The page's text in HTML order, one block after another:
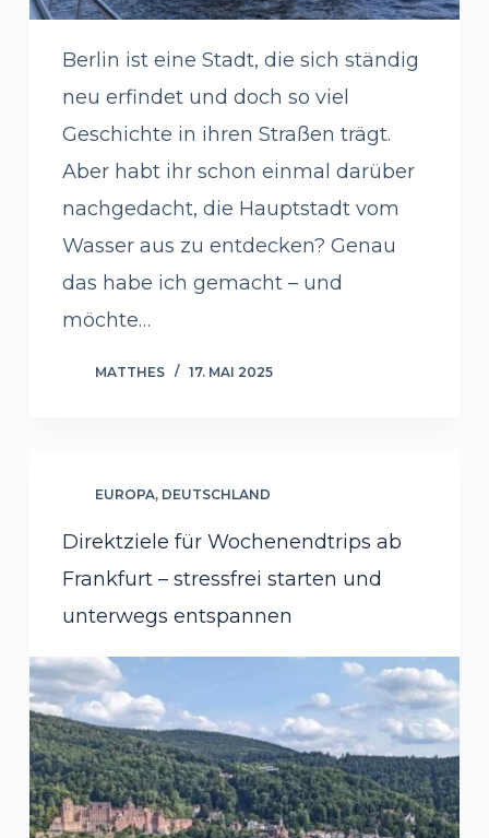
Berlin ist eine Stadt, die sich ständig
neu erfindet und doch so viel
Geschichte in ihren Straßen trägt.
Aber habt ihr schon einmal darüber
nachgedacht, die Hauptstadt vom
Wasser aus zu entdecken? Genau
das habe ich gemacht – und
möchte…
MATTHES 17. MAI 2025
EUROPA, DEUTSCHLAND
Direktziele für Wochenendtrips ab
Frankfurt – stressfrei starten und
unterwegs entspannen